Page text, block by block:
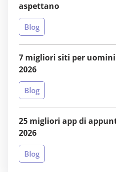
aspettano
Blog
7 migliori siti per
2026
Blog
25 migliori app di
2026
Blog